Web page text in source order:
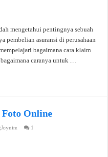
mengetahui pentingnya sebuah
pembelian asuransi di perusahaan
bagaimana cara klaim
caranya untuk …
Online
1